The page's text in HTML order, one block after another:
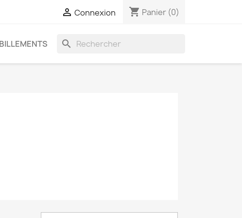
 Connexion shopping_cart Panier (0)
search